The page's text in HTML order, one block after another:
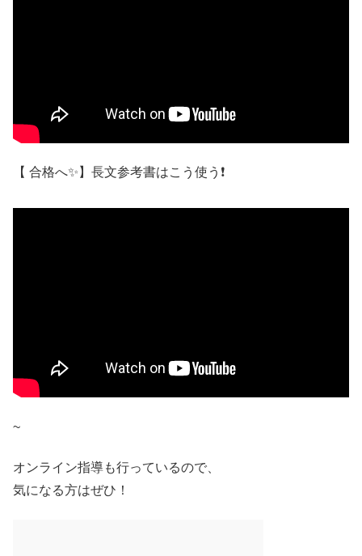
【 合格へ✨】長文参考書はこう使う❗
~
オンライン指導も行っているので、
気になる方はぜひ！